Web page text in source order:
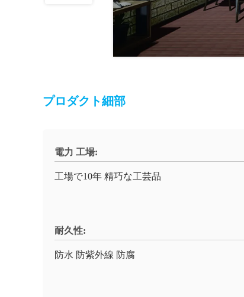
プロダクト細部
電力 工場:
工場で10年 精巧な工芸品
耐久性:
防水 防紫外線 防腐